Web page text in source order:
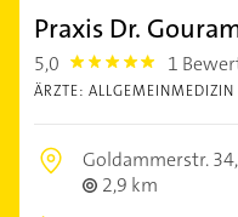
Praxis Dr.
5,0 5.0 1
ÄRZTE: ALLGEMEINMEDIZIN
Goldammerstr. 34,
2,9 km